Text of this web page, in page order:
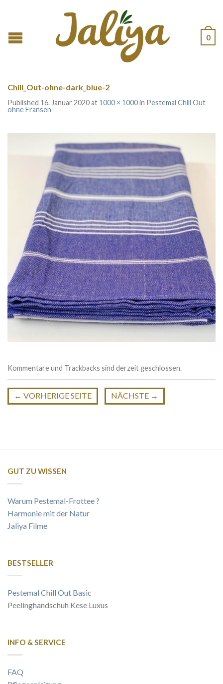
0
Chill_Out-ohne-dark_blue-2
Published 16. Januar 2020at 1000 × 1000in Pestemal Chill Out
ohne Fransen
Kommentare und Trackbacks sind derzeit geschlossen.
← VORHERIGE SEITE NÄCHSTE →
GUT ZU WISSEN
Warum Pestemal-Frottee ?
Harmonie mit der Natur
Jaliya Filme
BESTSELLER
Pestemal Chill Out Basic
Peelinghandschuh Kese Luxus
INFO & SERVICE
FAQ